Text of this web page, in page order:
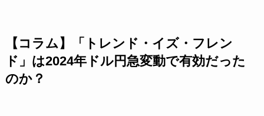
【コラム】「トレンド・イズ・フレン
ド」は2024年ドル円急変動で有効だった
のか？